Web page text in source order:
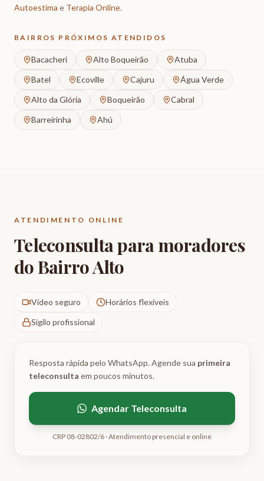
Autoestima e Terapia Online.
BAIRROS PRÓXIMOS ATENDIDOS
Bacacheri Alto Boqueirão
Atuba
Batel
Ecoville Cajuru
Água Verde
Alto da Glória
Boqueirão
Cabral
Barreirinha
Ahú
ATENDIMENTO ONLINE
Teleconsulta para moradores
doBairro Alto
Vídeo seguro
Horários flexíveis
Sigilo profissional
Resposta rápida pelo WhatsApp. Agende sua primeira
teleconsulta em poucos minutos.
Agendar Teleconsulta
CRP 08-02802/6 · Atendimento presencial e online